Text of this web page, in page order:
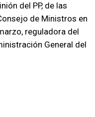
del PP, de las
de Ministros en
reguladora del
General del